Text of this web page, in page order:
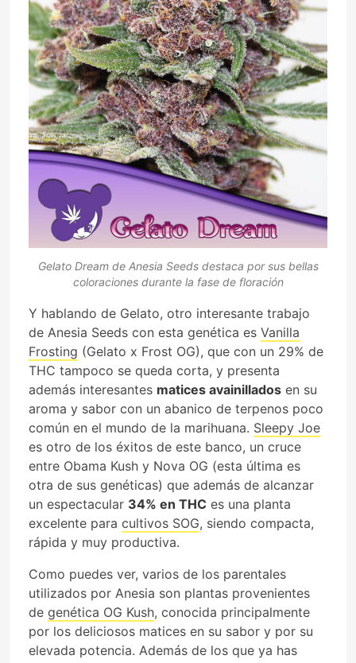
Gelato Dream de Anesia Seeds destaca por sus bellas
coloraciones durante la fase de floración
Y hablando de Gelato, otro interesante trabajo
de Anesia Seeds con esta genética es Vanilla
Frosting (Gelato x Frost OG), que con un 29% de
THC tampoco se queda corta, y presenta
además interesantes matices avainillados en su
aroma y sabor con un abanico de terpenos poco
común en el mundo de la marihuana. Sleepy Joe
es otro de los éxitos de este banco, un cruce
entre Obama Kush y Nova OG (esta última es
otra de sus genéticas) que además de alcanzar
un espectacular 34% en THC es una planta
excelente para cultivos SOG, siendo compacta,
rápida y muy productiva.
Como puedes ver, varios de los parentales
utilizados por Anesia son plantas provenientes
de genética OG Kush, conocida principalmente
por los deliciosos matices en su sabor y por su
elevada potencia. Además de los que ya has